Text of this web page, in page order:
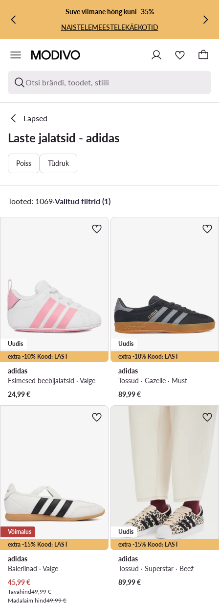
LIIGU PÕHISISU JUURDE
MINE OTSINGUSSESuve viimane hõng kuni -35%
NAISTELEMEESTELEKÄEKOTID
Otsi brändi, toodet, stiili
Lapsed
Laste jalatsid - adidas
Poiss Tüdruk
Tooted: 1069·Valitud filtrid (1)
extra -10% Kood: LAST
Uudis
adidas
Esimesed beebijalatsid · Valge
24,99€
extra -10% Kood: LAST
Uudis
adidas
Tossud · Gazelle · Must
89,99€
extra -15% Kood: LAST
Võimalus
adidas
Baleriinad · Valge
Praegune hind
45,99€
Tavahind49,99 €
Madalaim hind49,99 €
extra -15% Kood: LAST
Uudis
adidas
Tossud · Superstar · Beež
89,99€